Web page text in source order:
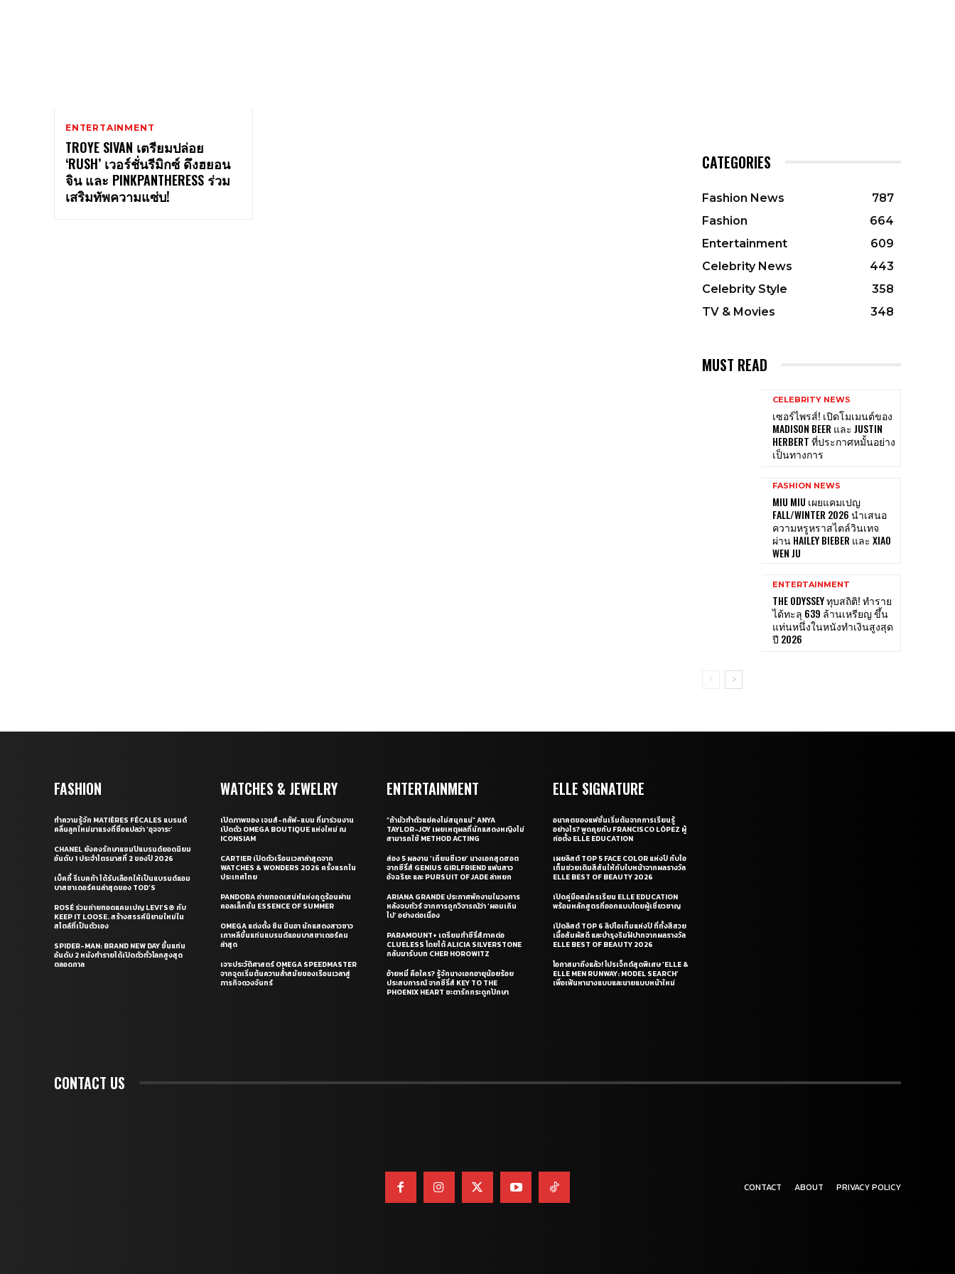
ENTERTAINMENT
TROYE SIVAN เตรียมปล่อย
‘RUSH’ เวอร์ชั่นรีมิกซ์ ดึงฮยอน
จิน และ PINKPANTHERESS ร่วม
เสริมทัพความแซ่บ!
CATEGORIES
Fashion News
787
Fashion
664
Entertainment
609
Celebrity News
443
Celebrity Style
358
TV & Movies
348
MUST READ
CELEBRITY NEWS
เซอร์ไพรส์! เปิดโมเมนต์ของ
MADISON BEER และ JUSTIN
HERBERT ที่ประกาศหมั้นอย่าง
เป็นทางการ
FASHION NEWS
MIU MIU เผยแคมเปญ
FALL/WINTER 2026 นำเสนอ
ความหรูหราสไตล์วินเทจ
ผ่าน HAILEY BIEBER และ XIAO
WEN JU
ENTERTAINMENT
THE ODYSSEY ทุบสถิติ! ทำราย
ได้ทะลุ 639 ล้านเหรียญ ขึ้น
แท่นหนึ่งในหนังทำเงินสูงสุด
ปี 2026
FASHION
ทำความรู้จัก MATIÈRES FÉCALES แบรนด์
คลื่นลูกใหม่มาแรงที่ชื่อแปลว่า ‘อุจจาระ’
CHANEL ยังคงรักษาแชมป์แบรนด์ยอดนิยม
อันดับ 1 ประจำไตรมาสที่ 2 ของปี 2026
เบ็คกี้ รีเบคก้า ได้รับเลือกให้เป็นแบรนด์แอม
บาสซาเดอร์คนล่าสุดของ TOD’S
ROSÉ ร่วมถ่ายทอดแคมเปญ LEVI’S® กับ
KEEP IT LOOSE. สร้างสรรค์นิยามใหม่ใน
สไตล์ที่เป็นตัวเอง
SPIDER-MAN: BRAND NEW DAY ขึ้นแท่น
อันดับ 2 หนังทำรายได้เปิดตัวทั่วโลกสูงสุด
ตลอดกาล
WATCHES & JEWELRY
เปิดภาพของ เจมส์-กลัฟ-แบม ที่มาร่วมงาน
เปิดตัว OMEGA BOUTIQUE แห่งใหม่ ณ
ICONSIAM
CARTIER เปิดตัวเรือนเวลาล่าสุดจาก
WATCHES & WONDERS 2026 ครั้งแรกใน
ประเทศไทย
PANDORA ถ่ายทอดเสน่ห์แห่งฤดูร้อนผ่าน
คอลเล็กชั่น ESSENCE OF SUMMER
OMEGA แต่งตั้ง ชิน มินอา นักแสดงสาวชาว
เกาหลีขึ้นแท่นแบรนด์แอมบาสซาเดอร์คน
ล่าสุด
เจาะประวัติศาสตร์ OMEGA SPEEDMASTER
จากจุดเริ่มต้นความล้ำสมัยของเรือนเวลาสู่
ภารกิจดวงจันทร์
ENTERTAINMENT
“ถ้ามัวทำตัวแย่คงไม่สนุกแน่” ANYA
TAYLOR-JOY เผยเหตุผลที่นักแสดงหญิงไม่
สามารถใช้ METHOD ACTING
ส่อง 5 ผลงาน ‘เถียนซีเวย’ นางเอกสุดฮอต
จากซีรี่ส์ GENIUS GIRLFRIEND แฟนสาว
อัจฉริยะ และ PURSUIT OF JADE ล่าหยก
ARIANA GRANDE ประกาศพักงานในวงการ
หลังจบทัวร์ จากการถูกวิจารณ์ว่า ‘ผอมเกิน
ไป’ อย่างต่อเนื่อง
PARAMOUNT+ เตรียมทำซีรี่ส์ภาคต่อ
CLUELESS โดยได้ ALICIA SILVERSTONE
กลับมารับบท CHER HOROWITZ
อ้ายหมี่ คือใคร? รู้จักนางเอกอายุน้อยร้อย
ประสบการณ์ จากซีรี่ส์ KEY TO THE
PHOENIX HEART ชะตารักกระดูกปักษา
ELLE SIGNATURE
อนาคตของแฟชั่นเริ่มต้นจากการเรียนรู้
อย่างไร? พูดคุยกับ FRANCISCO LÓPEZ ผู้
ก่อตั้ง ELLE EDUCATION
เผยลิสต์ TOP 5 FACE COLOR แห่งปี กับไอ
เท็มช่วยเติมสีสันให้กับใบหน้าจากผลรางวัล
ELLE BEST OF BEAUTY 2026
เปิดคู่มือสมัครเรียน ELLE EDUCATION
พร้อมหลักสูตรที่ออกแบบโดยผู้เชี่ยวชาญ
เปิดลิสต์ TOP 6 ลิปไอเท็มแห่งปี ที่ทั้งสีสวย
เนื้อสัมผัสดี และบำรุงริมฝีปากจากผลรางวัล
ELLE BEST OF BEAUTY 2026
โอกาสมาถึงแล้ว! โปรเจ็กต์สุดพิเศษ ‘ELLE &
ELLE MEN RUNWAY: MODEL SEARCH’
เพื่อเฟ้นหานางแบบและนายแบบหน้าใหม่
CONTACT US
CONTACT ABOUT PRIVACY POLICY